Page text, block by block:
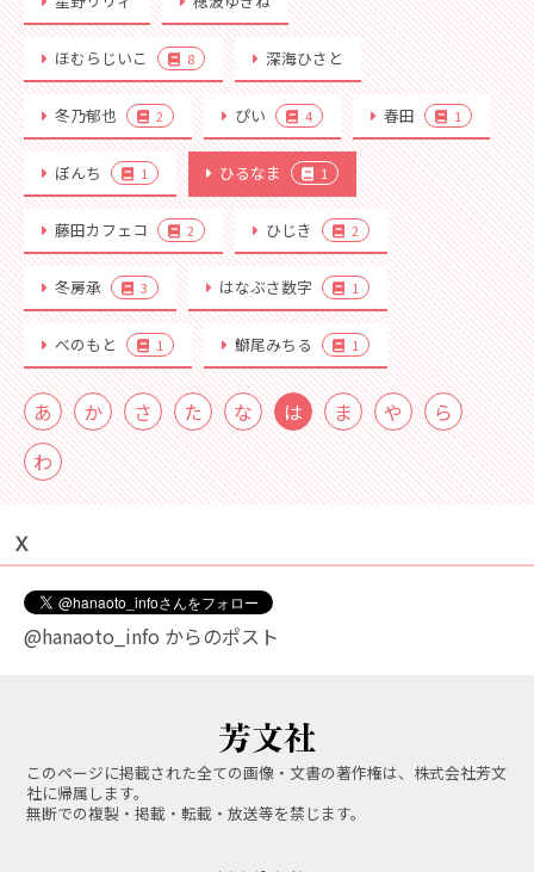
ほむらじいこ 8 深海ひさと
冬乃郁也 2 ぴい 4 春田 1
ぼんち 1 ひるなま 1
藤田カフェコ 2 ひじき 2
冬房承 3 はなぶさ数字 1
べのもと 1 鰤尾みちる 1
あ か さ た な は ま や
ら
わ
Ｘ
@hanaoto_info からのポスト
このページに掲載された全ての画像・文書の著作権は、株式会社芳文
社に帰属します。
無断での複製・掲載・転載・放送等を禁じます。